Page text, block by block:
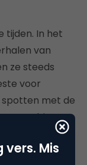
tijden. In het
van
ze steeds
voor
met de
&
Mis